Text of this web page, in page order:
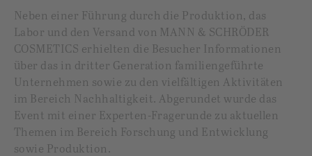
Neben einer Führung durch die Produktion, das
Labor und den Versand von MANN & SCHRÖDER
COSMETICS erhielten die Besucher Informationen
über das in dritter Generation familiengeführte
Unternehmen sowie zu den vielfältigen Aktivitäten
im Bereich Nachhaltigkeit. Abgerundet wurde das
Event mit einer Experten-Fragerunde zu aktuellen
Themen im Bereich Forschung und Entwicklung
sowie Produktion.